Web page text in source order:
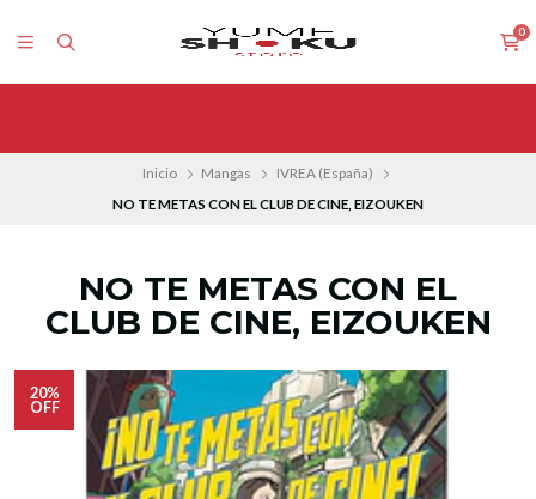
0
Inicio Mangas
IVREA (España)
NO TE METAS CON EL CLUB DE CINE, EIZOUKEN
NO TE METAS CON EL
CLUB DE CINE, EIZOUKEN
20%
OFF